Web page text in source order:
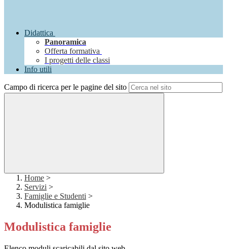
Didattica
Panoramica
Offerta formativa
I progetti delle classi
Info utili
Campo di ricerca per le pagine del sito
Home >
Servizi >
Famiglie e Studenti >
Modulistica famiglie
Modulistica famiglie